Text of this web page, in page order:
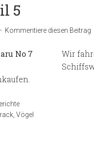
5
Kommentiere diesen Beitrag
Wir
Vögel